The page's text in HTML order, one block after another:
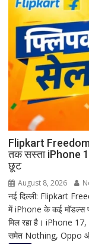
Flipkart
तक सस्ता iPhone
छूट
August 8, 2026
नई दिल्ली: Flipkart
में iPhone के कई मॉडल्स
मिल रहा है। iPhone
समेत Nothing, Oppo